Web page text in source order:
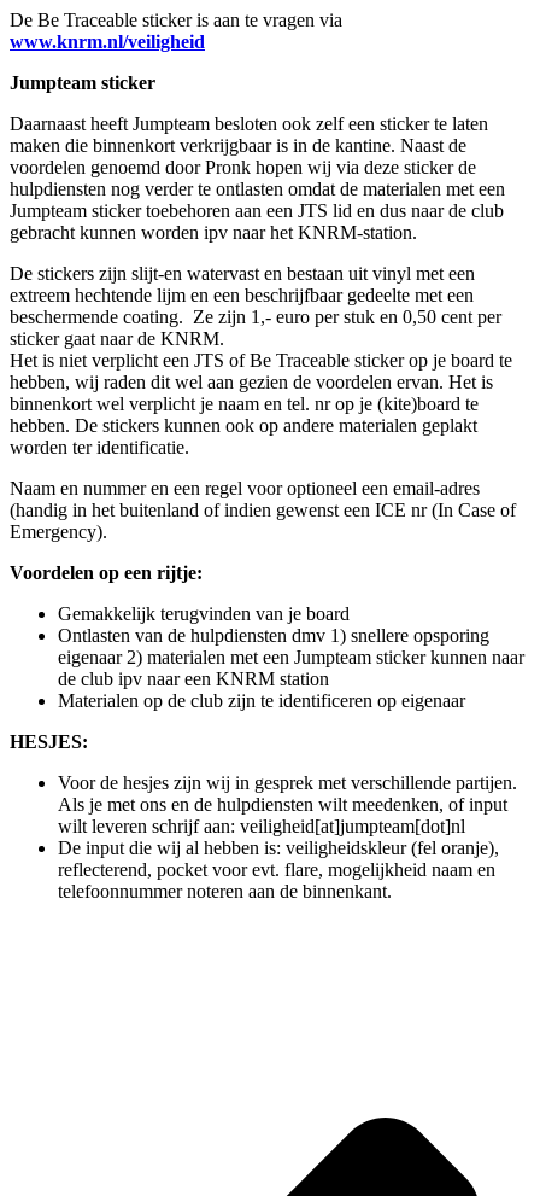
De Be Traceable sticker is aan te vragen via
www.knrm.nl/veiligheid
Jumpteam sticker
Daarnaast heeft Jumpteam besloten ook zelf een sticker te laten
maken die binnenkort verkrijgbaar is in de kantine. Naast de
voordelen genoemd door Pronk hopen wij via deze sticker de
hulpdiensten nog verder te ontlasten omdat de materialen met een
Jumpteam sticker toebehoren aan een JTS lid en dus naar de club
gebracht kunnen worden ipv naar het KNRM-station.
De stickers zijn slijt-en watervast en bestaan uit vinyl met een
extreem hechtende lijm en een beschrijfbaar gedeelte met een
beschermende coating. Ze zijn 1,- euro per stuk en 0,50 cent per
sticker gaat naar de KNRM.
Het is niet verplicht een JTS of Be Traceable sticker op je board te
hebben, wij raden dit wel aan gezien de voordelen ervan. Het is
binnenkort wel verplicht je naam en tel. nr op je (kite)board te
hebben. De stickers kunnen ook op andere materialen geplakt
worden ter identificatie.
Naam en nummer en een regel voor optioneel een email-adres
(handig in het buitenland of indien gewenst een ICE nr (In Case of
Emergency).
Voordelen op een rijtje:
Gemakkelijk terugvinden van je board
Ontlasten van de hulpdiensten dmv 1) snellere opsporing
eigenaar 2) materialen met een Jumpteam sticker kunnen naar
de club ipv naar een KNRM station
Materialen op de club zijn te identificeren op eigenaar
HESJES:
Voor de hesjes zijn wij in gesprek met verschillende partijen.
Als je met ons en de hulpdiensten wilt meedenken, of input
wilt leveren schrijf aan: veiligheid[at]jumpteam[dot]nl
De input die wij al hebben is: veiligheidskleur (fel oranje),
reflecterend, pocket voor evt. flare, mogelijkheid naam en
telefoonnummer noteren aan de binnenkant.